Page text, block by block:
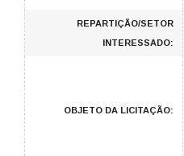
REPARTIÇÃO/SETOR
INTERESSADO:
OBJETO DA LICITAÇÃO: